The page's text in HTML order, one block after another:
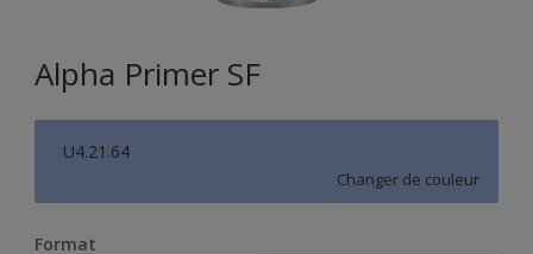
Alpha Primer SF
U4.21.64
Changer de couleur
Format